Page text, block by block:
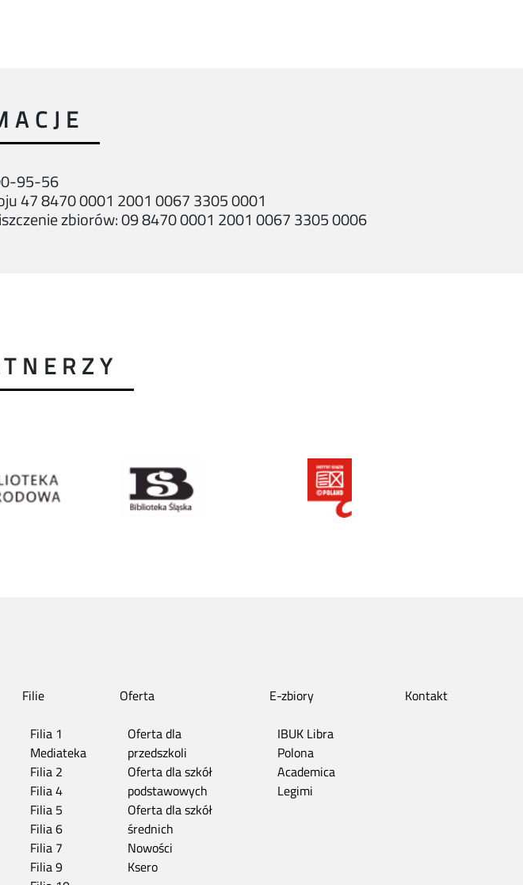
95-56
47 8470 0001 2001 0067 3305 0001
zbiorów: 09 8470 0001 2001 0067 3305 0006
Filie
Filia 1
Mediateka
Filia 2
Filia 4
Filia 5
Filia 6
Filia 7
Filia 9
Oferta
Oferta dla
przedszkoli
Oferta dla szkół
podstawowych
Oferta dla szkół
średnich
Nowości
Ksero
E-zbiory
IBUK Libra
Polona
Academica
Legimi
Kontakt